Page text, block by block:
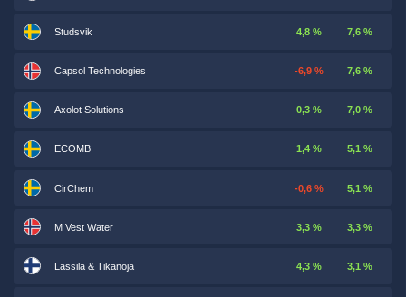
Studsvik 4,8 % 7,6 %
Capsol Technologies -6,9 % 7,6 %
Axolot Solutions 0,3 % 7,0 %
ECOMB 1,4 % 5,1 %
CirChem -0,6 % 5,1 %
M Vest Water 3,3 % 3,3 %
Lassila & Tikanoja 4,3 % 3,1 %